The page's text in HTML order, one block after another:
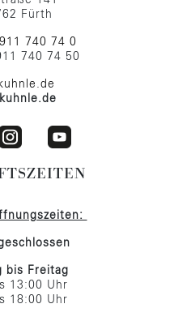
Fürth
740 74 0
740 74 50
bis Freitag
13:00 Uhr
18:00 Uhr